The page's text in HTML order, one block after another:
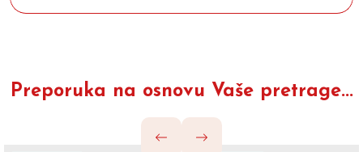
Preporuka na osnovu Vaše pretrage...